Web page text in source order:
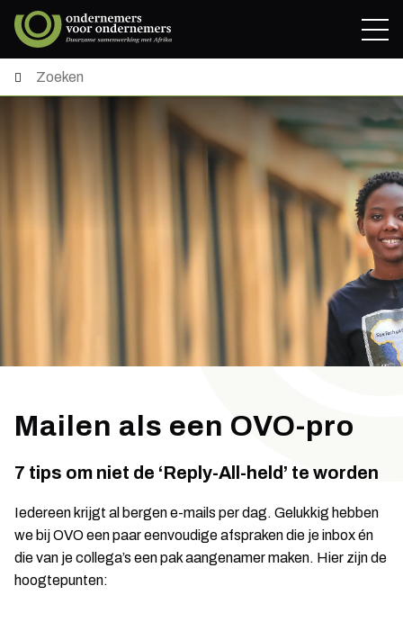
Mailen als een OVO-pro
7 tips om niet de ‘Reply-All-held’ te worden
Iedereen krijgt al bergen e-mails per dag. Gelukkig hebben
we bij OVO een paar eenvoudige afspraken die je inbox én
die van je collega’s een pak aangenamer maken. Hier zijn de
hoogtepunten: